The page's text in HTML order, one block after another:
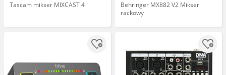
Tascam mikser MIXCAST 4
Behringer MX882 V2 Mikser
rackowy